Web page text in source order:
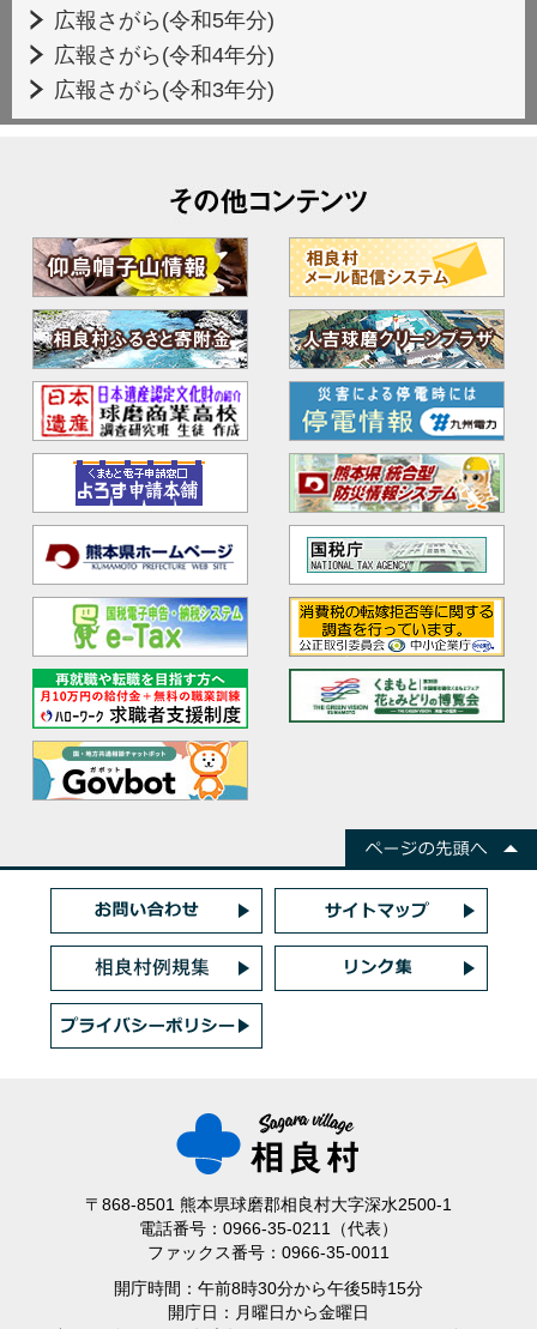
広報さがら(令和5年分)
広報さがら(令和4年分)
広報さがら(令和3年分)
〒868-8501 熊本県球磨郡相良村大字深水2500-1
電話番号：0966-35-0211（代表）
ファックス番号：0966-35-0011
開庁時間：午前8時30分から午後5時15分
開庁日：月曜日から金曜日